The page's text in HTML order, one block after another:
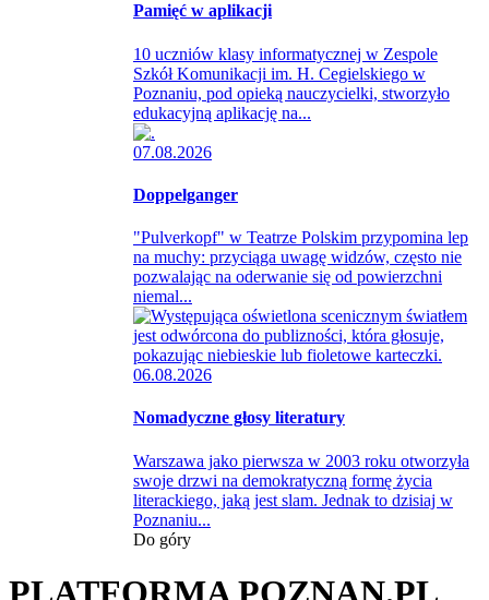
Pamięć w aplikacji
10 uczniów klasy informatycznej w Zespole
Szkół Komunikacji im. H. Cegielskiego w
Poznaniu, pod opieką nauczycielki, stworzyło
edukacyjną aplikację na...
07.08.2026
Doppelganger
"Pulverkopf" w Teatrze Polskim przypomina lep
na muchy: przyciąga uwagę widzów, często nie
pozwalając na oderwanie się od powierzchni
niemal...
06.08.2026
Nomadyczne głosy literatury
Warszawa jako pierwsza w 2003 roku otworzyła
swoje drzwi na demokratyczną formę życia
literackiego, jaką jest slam. Jednak to dzisiaj w
Poznaniu...
Do góry